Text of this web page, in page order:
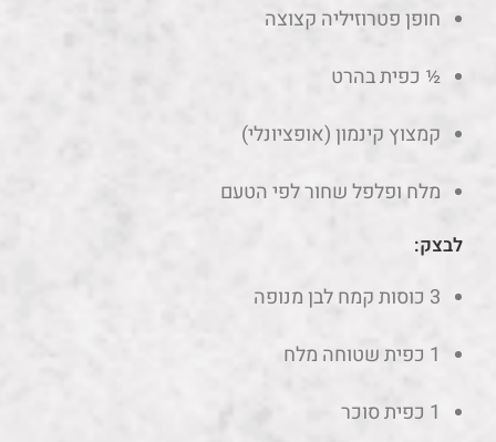
חופן פטרוזיליה קצוצה
½ כפית בהרט
קמצוץ קינמון (אופציונלי)
מלח ופלפל שחור לפי הטעם
לבצק:
3 כוסות קמח לבן מנופה
1 כפית שטוחה מלח
1 כפית סוכר